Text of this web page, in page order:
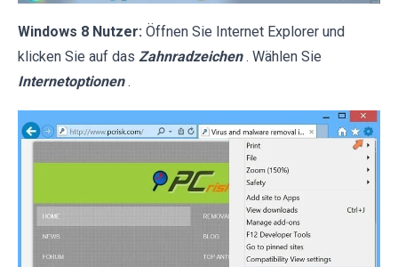
Windows 8 Nutzer: Öffnen Sie Internet Explorer und
klicken Sie auf das Zahnradzeichen . Wählen Sie
Internetoptionen .